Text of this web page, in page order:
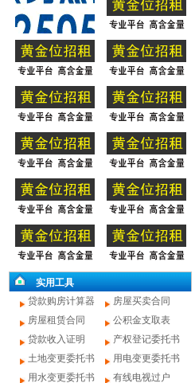
实用工具
贷款购房计算器
房屋买卖合同
房屋租赁合同
公积金支取表
贷款收入证明
产权登记委托书
土地变更委托书
用电变更委托书
用水变更委托书
有线电视过户